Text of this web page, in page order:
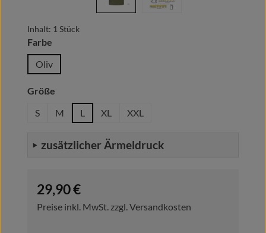
Inhalt: 1 Stück
Farbe
Oliv
Größe
S
M L XL XXL
zusätzlicher Ärmeldruck
Regulärer Preis:
29,90 €
Preise inkl. MwSt. zzgl. Versandkosten